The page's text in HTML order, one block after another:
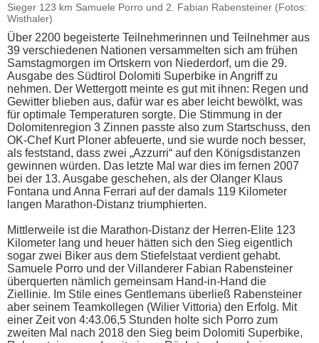
Sieger 123 km Samuele Porro und 2. Fabian Rabensteiner (Fotos:
Wisthaler)
Über 2200 begeisterte Teilnehmerinnen und Teilnehmer aus
39 verschiedenen Nationen versammelten sich am frühen
Samstagmorgen im Ortskern von Niederdorf, um die 29.
Ausgabe des Südtirol Dolomiti Superbike in Angriff zu
nehmen. Der Wettergott meinte es gut mit ihnen: Regen und
Gewitter blieben aus, dafür war es aber leicht bewölkt, was
für optimale Temperaturen sorgte. Die Stimmung in der
Dolomitenregion 3 Zinnen passte also zum Startschuss, den
OK-Chef Kurt Ploner abfeuerte, und sie wurde noch besser,
als feststand, dass zwei „Azzurri“ auf den Königsdistanzen
gewinnen würden. Das letzte Mal war dies im fernen 2007
bei der 13. Ausgabe geschehen, als der Olanger Klaus
Fontana und Anna Ferrari auf der damals 119 Kilometer
langen Marathon-Distanz triumphierten.
Mittlerweile ist die Marathon-Distanz der Herren-Elite 123
Kilometer lang und heuer hätten sich den Sieg eigentlich
sogar zwei Biker aus dem Stiefelstaat verdient gehabt.
Samuele Porro und der Villanderer Fabian Rabensteiner
überquerten nämlich gemeinsam Hand-in-Hand die
Ziellinie. Im Stile eines Gentlemans überließ Rabensteiner
aber seinem Teamkollegen (Wilier Vittoria) den Erfolg. Mit
einer Zeit von 4:43.06,5 Stunden holte sich Porro zum
zweiten Mal nach 2018 den Sieg beim Dolomiti Superbike,